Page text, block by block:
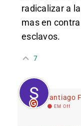
radicalizar a
mas en
esclavos.
7
Santiago
EM Off